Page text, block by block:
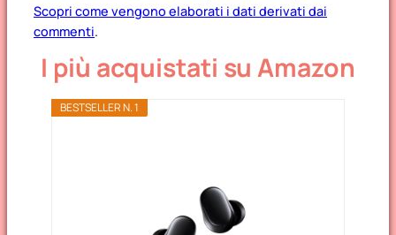
Scopri come vengono elaborati i dati derivati dai
commenti.
I più acquistati su Amazon
BESTSELLER N. 1